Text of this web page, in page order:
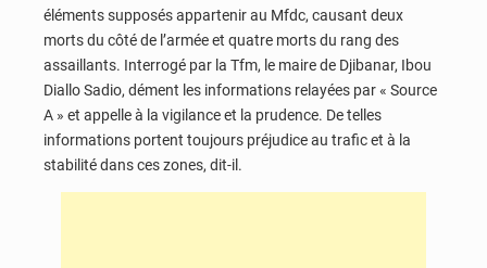
éléments supposés appartenir au Mfdc, causant deux
morts du côté de l’armée et quatre morts du rang des
assaillants. Interrogé par la Tfm, le maire de Djibanar, Ibou
Diallo Sadio, dément les informations relayées par « Source
A » et appelle à la vigilance et la prudence. De telles
informations portent toujours préjudice au trafic et à la
stabilité dans ces zones, dit-il.